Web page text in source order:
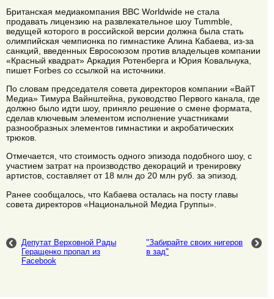
Британская медиакомпания BBC Worldwide не стала
продавать лицензию на развлекательное шоу Tummble,
ведущей которого в российской версии должна была стать
олимпийская чемпионка по гимнастике Алина Кабаева, из-за
санкций, введенных Евросоюзом против владельцев компании
«Красный квадрат» Аркадия Ротенберга и Юрия Ковальчука,
пишет Forbes со ссылкой на источники.
По словам председателя совета директоров компании «ВайТ
Медиа» Тимура Вайнштейна, руководство Первого канала, где
должно было идти шоу, приняло решение о смене формата,
сделав ключевым элементом исполнение участниками
разнообразных элементов гимнастики и акробатических
трюков.
Отмечается, что стоимость одного эпизода подобного шоу, с
участием затрат на производство декораций и тренировку
артистов, составляет от 18 млн до 20 млн руб. за эпизод.
Ранее сообщалось, что Кабаева осталась на посту главы
совета директоров «Национальной Медиа Группы».
Депутат Верховной Рады
Геращенко пропал из
Facebook
"Забирайте своих нигеров
в зад"